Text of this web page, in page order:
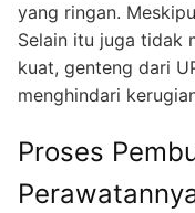
yang ringan.
Selain itu juga tidak
kuat, genteng dari
menghindari
Proses